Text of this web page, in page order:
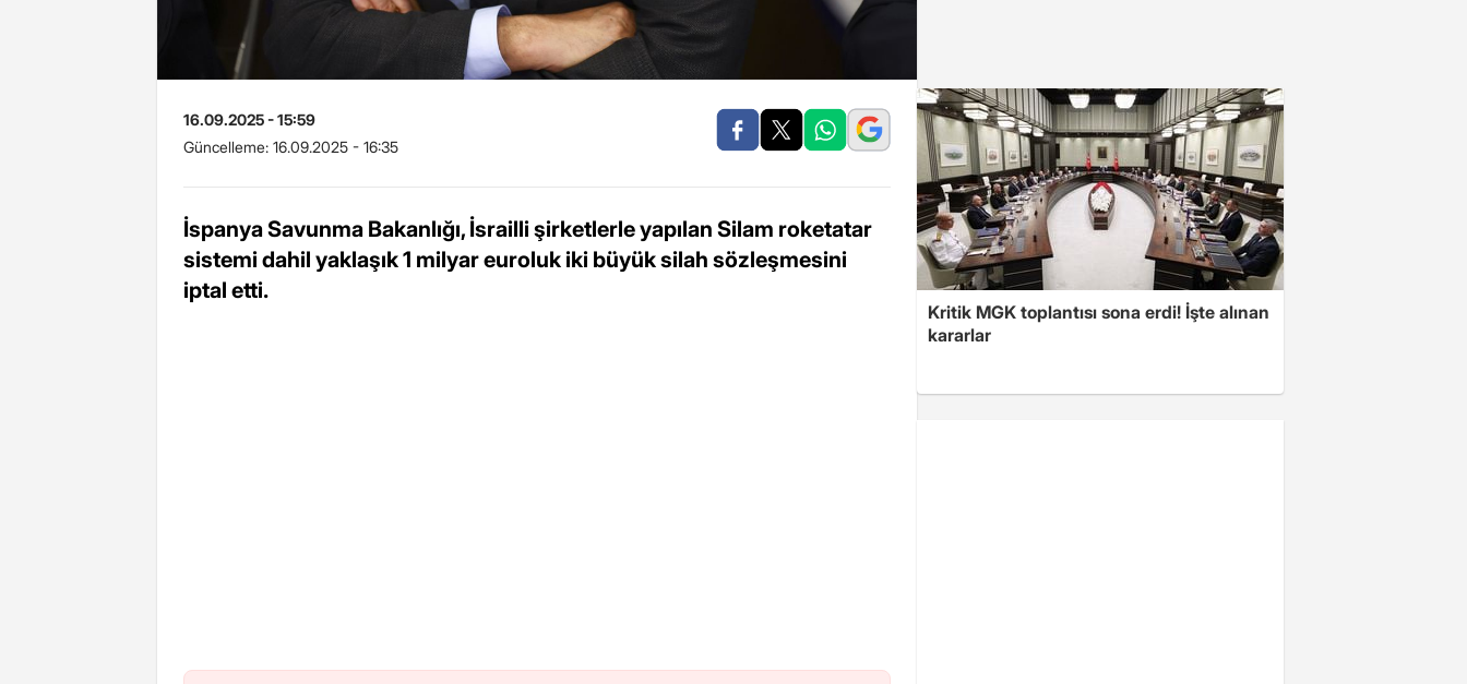
16.09.2025 - 15:59
Güncelleme: 16.09.2025 - 16:35
İspanya Savunma Bakanlığı, İsrailli şirketlerle yapılan Silam roketatar
sistemi dahil yaklaşık 1 milyar euroluk iki büyük silah sözleşmesini
iptal etti.
Kritik MGK toplantısı sona erdi! İşte alınan
kararlar